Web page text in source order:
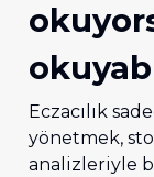
Eczacılık
yönetmek,
analizleriyle